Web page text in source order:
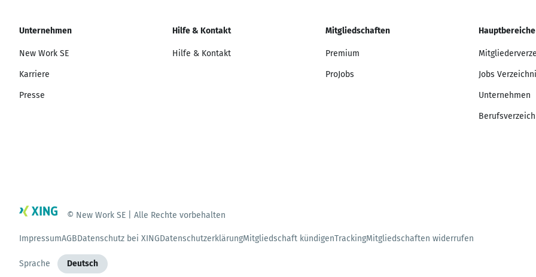
Unternehmen
New Work SE
Karriere
Presse
Hilfe & Kontakt
Hilfe & Kontakt
Mitgliedschaften
Premium
ProJobs
Hauptbereiche
Jobs
Unternehmen
© New Work SE | Alle Rechte vorbehalten
ImpressumAGBDatenschutz bei XINGDatenschutzerklärungMitgliedschaft kündigenTrackingMitgliedschaften widerrufen
Sprache Deutsch